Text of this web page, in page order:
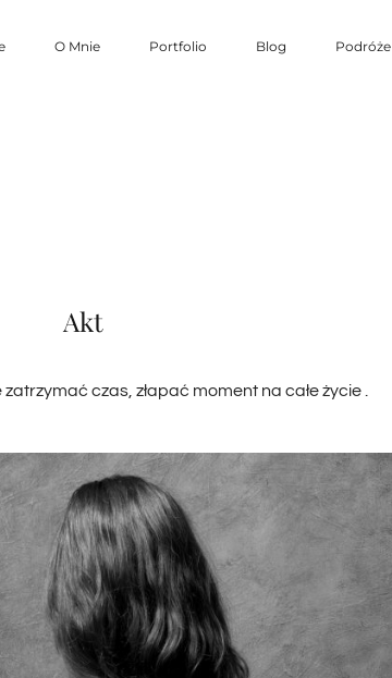
O Mnie Portfolio Blog Podróże
Akt
czas, złapać moment na całe życie .